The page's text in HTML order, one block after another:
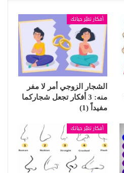
أفكار تغيّر حياتك
الشجار الزوجي أمر لا مفر
منه: 3 أفكار تجعل شجاركما
مفيداً (1)
أفكار تغيّر حياتك